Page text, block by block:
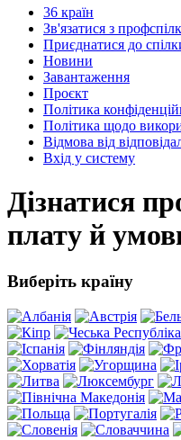
36 країн
Зв'язатися з
Приєднатися до
Новини
Завантаження
Проєкт
Політика
Політика щодо
Відмова від
Вхід у систему
Дізнатися
плату й
Виберіть країну